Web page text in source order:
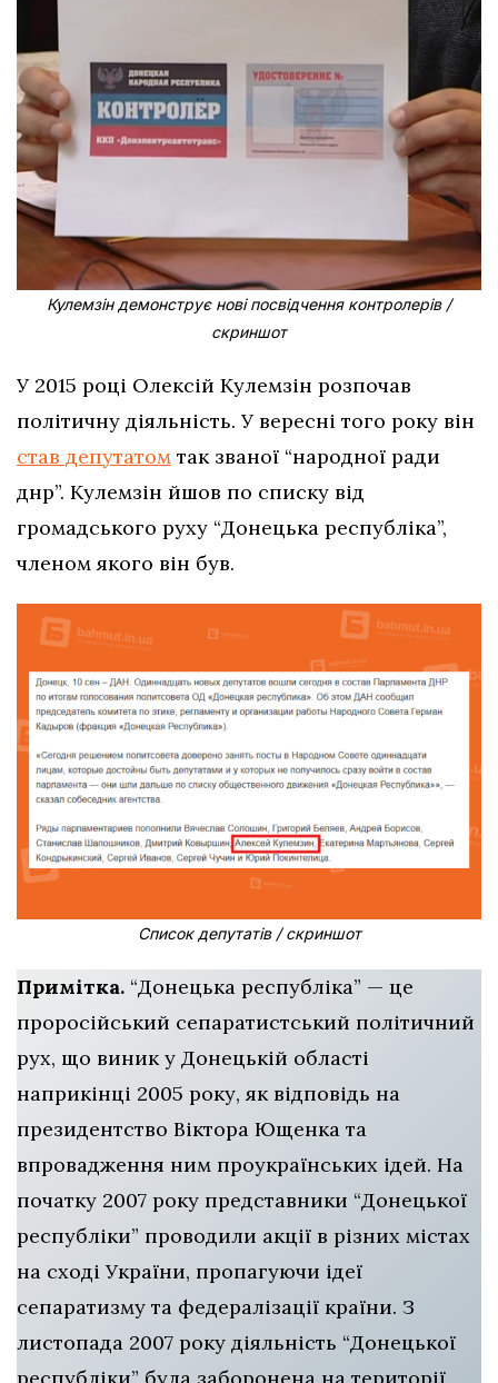
Кулемзін демонструє нові посвідчення контролерів /
скриншот
У 2015 році Олексій Кулемзін розпочав
політичну діяльність. У вересні того року він
став депутатом так званої “народної ради
днр”. Кулемзін йшов по списку від
громадського руху “Донецька республіка”,
членом якого він був.
Список депутатів / скриншот
Примітка. “Донецька республіка” — це
проросійський сепаратистський політичний
рух, що виник у Донецькій області
наприкінці 2005 року, як відповідь на
президентство Віктора Ющенка та
впровадження ним проукраїнських ідей. На
початку 2007 року представники “Донецької
республіки” проводили акції в різних містах
на сході України, пропагуючи ідеї
сепаратизму та федералізації країни. З
листопада 2007 року діяльність “Донецької